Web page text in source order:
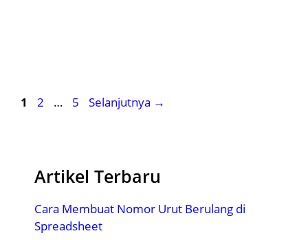
Halaman
1 Halaman
2 … Halaman
5 Selanjutnya →
Artikel Terbaru
Cara Membuat Nomor Urut Berulang di
Spreadsheet